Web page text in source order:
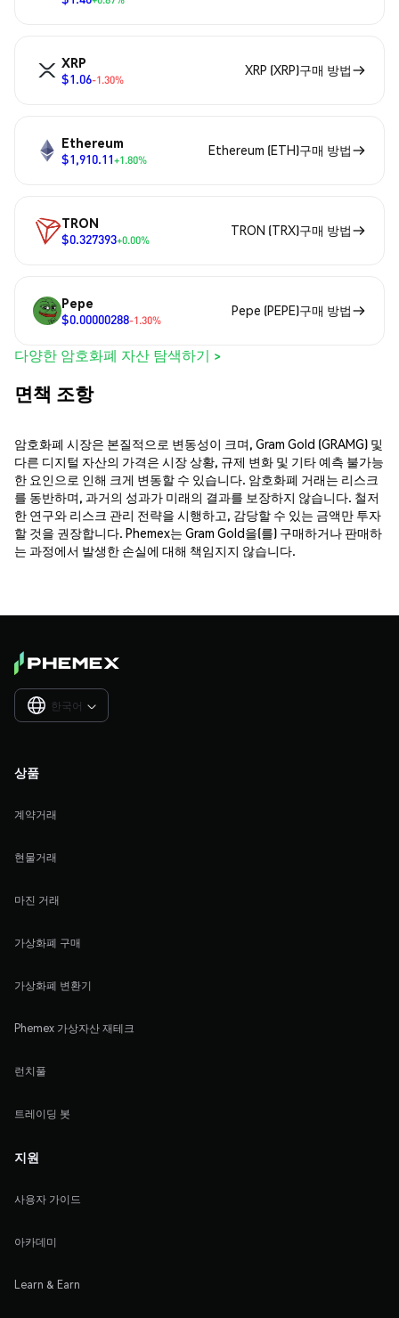
XRP
$1.06-1.30%
XRP (XRP)구매 방법
Ethereum
$1,910.11+1.80%
Ethereum (ETH)구매 방법
TRON
$0.327393+0.00%
TRON (TRX)구매 방법
Pepe
$0.00000288-1.30%
Pepe (PEPE)구매 방법
다양한 암호화폐 자산 탐색하기 >
면책 조항
암호화폐 시장은 본질적으로 변동성이 크며, Gram Gold (GRAMG) 및
다른 디지털 자산의 가격은 시장 상황, 규제 변화 및 기타 예측 불가능
한 요인으로 인해 크게 변동할 수 있습니다. 암호화폐 거래는 리스크
를 동반하며, 과거의 성과가 미래의 결과를 보장하지 않습니다. 철저
한 연구와 리스크 관리 전략을 시행하고, 감당할 수 있는 금액만 투자
할 것을 권장합니다. Phemex는 Gram Gold을(를) 구매하거나 판매하
는 과정에서 발생한 손실에 대해 책임지지 않습니다.
한국어 
상품
계약거래
현물거래
마진 거래
가상화폐 구매
가상화폐 변환기
Phemex 가상자산 재테크
런치풀
트레이딩 봇
지원
사용자 가이드
아카데미
Learn & Earn